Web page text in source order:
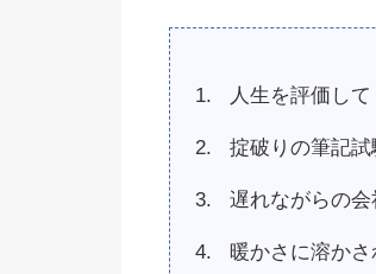
人生を評価して
掟破りの筆記試
遅れながらの会
暖かさに溶か